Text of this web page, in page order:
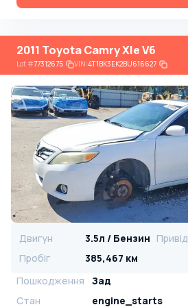
2011 Toyota Camry Xle V6
Lot#77312675 VIN:4T1BK3EK2BU616627
Двигун 3.5л / Бензин Привід
Пробіг
385,467 км
Пошкодження
Зад
Стан
engine_starts